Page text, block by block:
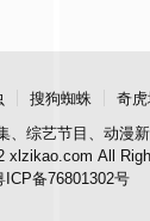
搜狗蜘蛛 奇
、综艺节目、动漫
xlzikao.com All
ICP备76801302号